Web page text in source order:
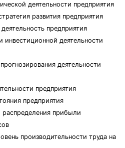
деятельности предприятия
развития предприятия
предприятия
инвестиционной деятельности
деятельности
предприятия
предприятия
прибыли
производительности труда на